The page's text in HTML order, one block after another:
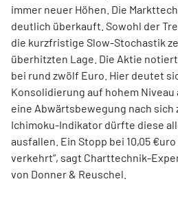
immer neuer Höhen. Die
deutlich überkauft. Sowohl der
die kurzfristige Slow-Stochastik
überhitzten Lage. Die Aktie
bei rund zwölf Euro. Hier deutet
Konsolidierung auf hohem
eine Abwärtsbewegung nach sich
Ichimoku-Indikator dürfte diese
ausfallen. Ein Stopp bei 10,05
verkehrt“, sagt Charttechnik-
von Donner & Reuschel.